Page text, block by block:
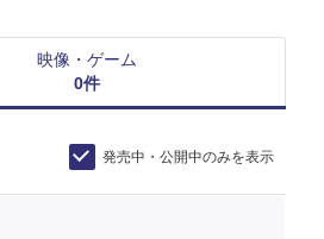
映像・ゲーム
0件
発売中・公開中のみを表示